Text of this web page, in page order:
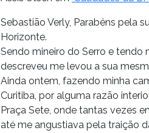
Sebastião Verly, Parabéns pela
Horizonte.
Sendo mineiro do Serro e
descreveu me levou a sua
Ainda ontem, fazendo minha
Curitiba, por alguma razão
Praça Sete, onde tantas vezes
até me angustiava pela traição